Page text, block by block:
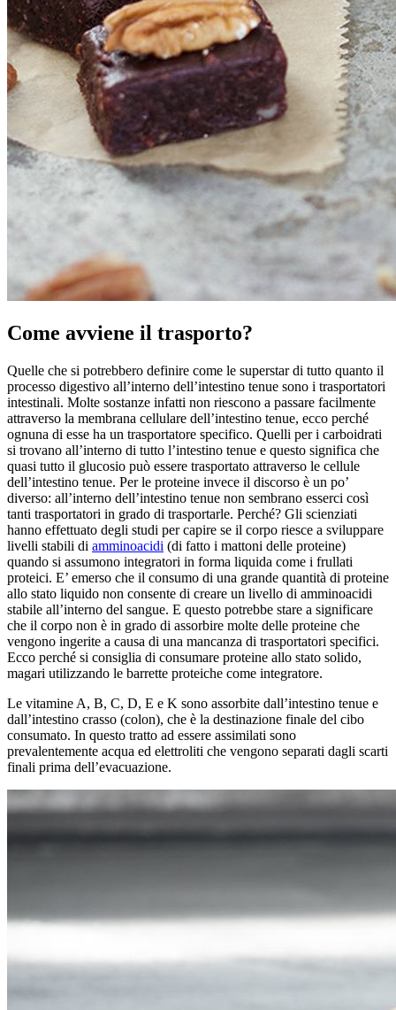
Come avviene il trasporto?
Quelle che si potrebbero definire come le superstar di tutto quanto il
processo digestivo all’interno dell’intestino tenue sono i trasportatori
intestinali. Molte sostanze infatti non riescono a passare facilmente
attraverso la membrana cellulare dell’intestino tenue, ecco perché
ognuna di esse ha un trasportatore specifico. Quelli per i carboidrati
si trovano all’interno di tutto l’intestino tenue e questo significa che
quasi tutto il glucosio può essere trasportato attraverso le cellule
dell’intestino tenue. Per le proteine invece il discorso è un po’
diverso: all’interno dell’intestino tenue non sembrano esserci così
tanti trasportatori in grado di trasportarle. Perché? Gli scienziati
hanno effettuato degli studi per capire se il corpo riesce a sviluppare
livelli stabili di amminoacidi (di fatto i mattoni delle proteine)
quando si assumono integratori in forma liquida come i frullati
proteici. E’ emerso che il consumo di una grande quantità di proteine
allo stato liquido non consente di creare un livello di amminoacidi
stabile all’interno del sangue. E questo potrebbe stare a significare
che il corpo non è in grado di assorbire molte delle proteine che
vengono ingerite a causa di una mancanza di trasportatori specifici.
Ecco perché si consiglia di consumare proteine allo stato solido,
magari utilizzando le barrette proteiche come integratore.
Le vitamine A, B, C, D, E e K sono assorbite dall’intestino tenue e
dall’intestino crasso (colon), che è la destinazione finale del cibo
consumato. In questo tratto ad essere assimilati sono
prevalentemente acqua ed elettroliti che vengono separati dagli scarti
finali prima dell’evacuazione.